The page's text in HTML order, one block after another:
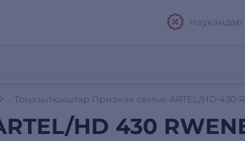
Науқандар
Тоңазытқыштар Признак семьи: ARTEL/HD 430
HD 430